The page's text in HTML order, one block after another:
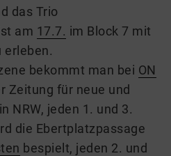
das Trio
am 17.7. im Block 7 mit
erleben.
bekommt man bei ON
Zeitung für neue und
NRW, jeden 1. und 3.
die Ebertplatzpassage
bespielt, jeden 2. und